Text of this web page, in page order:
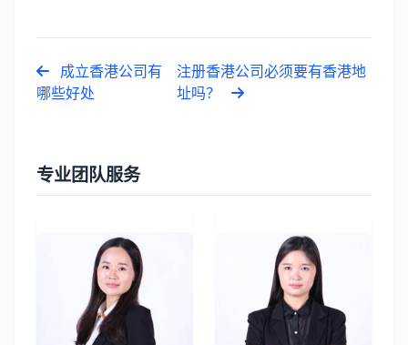
成立香港公司有
哪些好处
注册香港公司必须要有香港地
址吗？
专业团队服务